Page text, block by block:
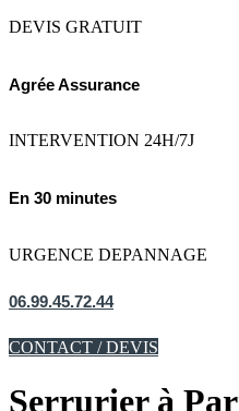
DEVIS GRATUIT
Agrée Assurance
INTERVENTION 24H/7J
En 30 minutes
URGENCE DEPANNAGE
06.99.45.72.44
CONTACT / DEVIS
Serrurier à